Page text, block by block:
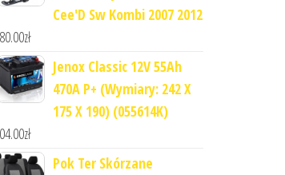
Cee'D Sw Kombi 2007 2012
zł
Jenox Classic 12V 55Ah
470A P+ (Wymiary: 242 X
175 X 190) (055614K)
zł
Pok Ter Skórzane